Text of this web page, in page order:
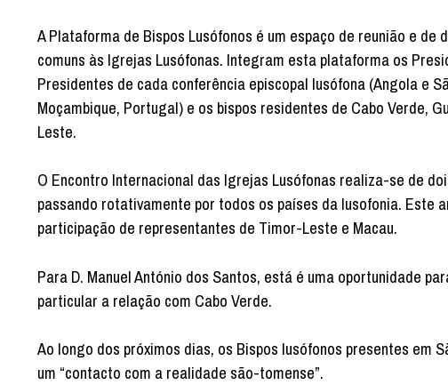
A Plataforma de Bispos Lusófonos é um espaço de reunião e de
comuns às Igrejas Lusófonas. Integram esta plataforma os
Presidentes de cada conferência episcopal lusófona (Angola e
Moçambique, Portugal) e os bispos residentes de Cabo Verde,
Leste.
O Encontro Internacional das Igrejas Lusófonas realiza-se de
passando rotativamente por todos os países da lusofonia. Este
participação de representantes de Timor-Leste e Macau.
Para D. Manuel António dos Santos, está é uma oportunidade
particular a relação com Cabo Verde.
Ao longo dos próximos dias, os Bispos lusófonos presentes em
um “contacto com a realidade são-tomense”.